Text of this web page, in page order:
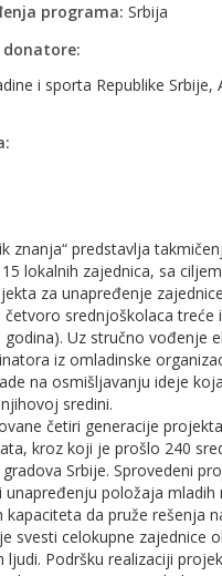
programa:Srbija
donatore:
i sporta Republike Srbije,
znanja“ predstavlja
lokalnih zajednica, sa ciljem
za unapređenje
četvoro srednjoškolaca treće
godina). Uz stručno vođenje
iz omladinske
na osmišljavanju ideje
sredini.
četiri generacije
kroz koji je prošlo 240
Srbije. Sprovedeni
unapređenju položaja mladih
kapaciteta da pruže rešenja
svesti celokupne zajednice
ljudi. Podršku realizaciji